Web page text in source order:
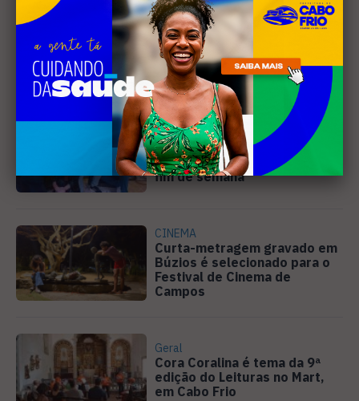
Leia Também
EVENTOS
Cabo Frio recebe 20ª edição
do Diveneta Moto Fest neste
fim de semana
CINEMA
Curta-metragem gravado em
Búzios é selecionado para o
Festival de Cinema de
Campos
Geral
Cora Coralina é tema da 9ª
edição do Leituras no Mart,
em Cabo Frio